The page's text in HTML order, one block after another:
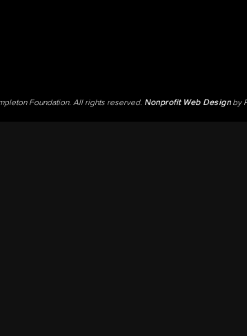
Foundation. All rights reserved. Nonprofit Web Designby